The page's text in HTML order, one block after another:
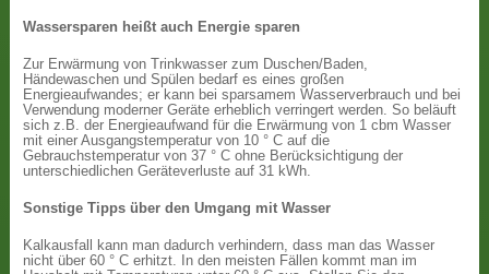
Wassersparen heißt auch Energie sparen
Zur Erwärmung von Trinkwasser zum Duschen/Baden,
Händewaschen und Spülen bedarf es eines großen
Energieaufwandes; er kann bei sparsamem Wasserverbrauch und bei
Verwendung moderner Geräte erheblich verringert werden. So beläuft
sich z.B. der Energieaufwand für die Erwärmung von 1 cbm Wasser
mit einer Ausgangstemperatur von 10 ° C auf die
Gebrauchstemperatur von 37 ° C ohne Berücksichtigung der
unterschiedlichen Geräteverluste auf 31 kWh.
Sonstige Tipps über den Umgang mit Wasser
Kalkausfall kann man dadurch verhindern, dass man das Wasser
nicht über 60 ° C erhitzt. In den meisten Fällen kommt man im